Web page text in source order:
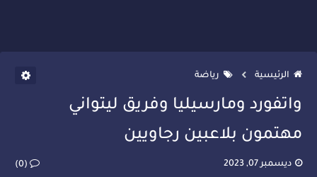
الرئيسية رياضة
واتفورد ومارسيليا وفريق ليتواني
مهتمون بلاعبين رجاويين
ديسمبر 07, 2023 (0)